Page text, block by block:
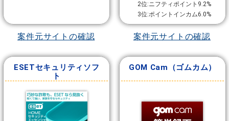
案件元サイトの確認
2位:ニフティポイント9.2%
3位:ポイントインカム6.0%
案件元サイトの確認
ESETセキュリティソフ
ト
GOM Cam（ゴムカム）